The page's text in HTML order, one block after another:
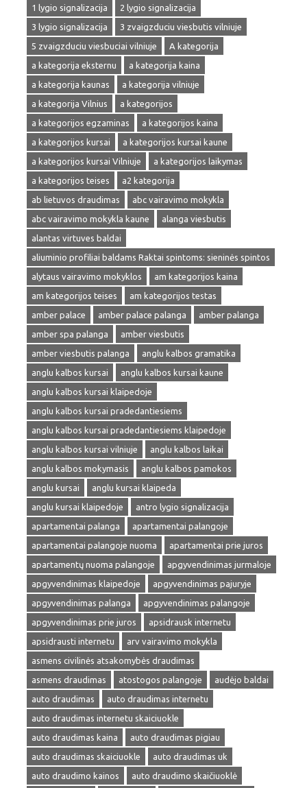
1 lygio signalizacija
2 lygio signalizacija
3 lygio signalizacija
3 zvaigzduciu viesbutis vilniuje
5 zvaigzduciu viesbuciai vilniuje
A kategorija
a kategorija eksternu
a kategorija kaina
a kategorija kaunas
a kategorija vilniuje
a kategorija Vilnius
a kategorijos
a kategorijos egzaminas
a kategorijos kaina
a kategorijos kursai
a kategorijos kursai kaune
a kategorijos kursai Vilniuje
a kategorijos laikymas
a kategorijos teises
a2 kategorija
ab lietuvos draudimas
abc vairavimo mokykla
abc vairavimo mokykla kaune
alanga viesbutis
alantas virtuves baldai
aliuminio profiliai baldams Raktai spintoms: sieninės spintos
alytaus vairavimo mokyklos
am kategorijos kaina
am kategorijos teises
am kategorijos testas
amber palace
amber palace palanga
amber palanga
amber spa palanga
amber viesbutis
amber viesbutis palanga
anglu kalbos gramatika
anglu kalbos kursai
anglu kalbos kursai kaune
anglu kalbos kursai klaipedoje
anglu kalbos kursai pradedantiesiems
anglu kalbos kursai pradedantiesiems klaipedoje
anglu kalbos kursai vilniuje
anglu kalbos laikai
anglu kalbos mokymasis
anglu kalbos pamokos
anglu kursai
anglu kursai klaipeda
anglu kursai klaipedoje
antro lygio signalizacija
apartamentai palanga
apartamentai palangoje
apartamentai palangoje nuoma
apartamentai prie juros
apartamentų nuoma palangoje
apgyvendinimas jurmaloje
apgyvendinimas klaipedoje
apgyvendinimas pajuryje
apgyvendinimas palanga
apgyvendinimas palangoje
apgyvendinimas prie juros
apsidrausk internetu
apsidrausti internetu
arv vairavimo mokykla
asmens civilinės atsakomybės draudimas
asmens draudimas
atostogos palangoje
audėjo baldai
auto draudimas
auto draudimas internetu
auto draudimas internetu skaiciuokle
auto draudimas kaina
auto draudimas pigiau
auto draudimas skaiciuokle
auto draudimas uk
auto draudimo kainos
auto draudimo skaičiuoklė